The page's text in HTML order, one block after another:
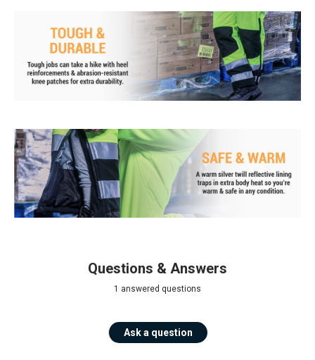
Questions & Answers
1 answered questions
Ask a question